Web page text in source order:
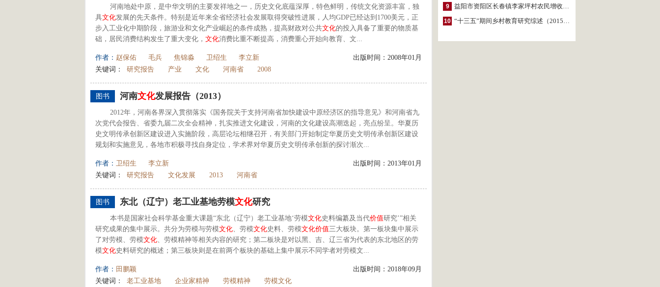
河南地处中原，是中华文明的主要发祥地之一，历史文化底蕴深厚，特色鲜明，传统文化资源丰富，独
具文化发展的先天条件。特别是近年来全省经济社会发展取得突破性进展，人均GDP已经达到1700美元，正
步入工业化中期阶段，旅游业和文化产业崛起的条件成熟，提高财政对公共文化的投入具备了重要的物质基
础，居民消费结构发生了重大变化， 文化消费比重不断提高，消费重心开始向教育、文...
作者： 赵保佑 毛兵 焦锦淼 卫绍生 李立新
出版时间：2008年01月
关键词：
研究报告 产业 文化 河南省 2008
图书 河南文化发展报告（2013）
2012年，河南各界深入贯彻落实《国务院关于支持河南省加快建设中原经济区的指导意见》和河南省九
次党代会报告、省委九届二次全会精神，扎实推进文化建设，河南的文化建设高潮迭起，亮点纷呈。华夏历
史文明传承创新区建设进入实施阶段，高层论坛相继召开，有关部门开始制定华夏历史文明传承创新区建设
规划和实施意见，各地市积极寻找自身定位，学术界对华夏历史文明传承创新的探讨渐次...
作者： 卫绍生 李立新
出版时间：2013年01月
关键词：
研究报告 文化发展 2013 河南省
图书 东北（辽宁）老工业基地劳模文化研究
本书是国家社会科学基金重大课题“东北（辽宁）老工业基地‘劳模文化史料编纂及当代价值研究’”相关
研究成果的集中展示。共分为劳模与劳模文化、劳模文化史料、劳模文化价值三大板块。第一板块集中展示
了对劳模、劳模文化、劳模精神等相关内容的研究；第二板块是对以黑、吉、辽三省为代表的东北地区的劳
模文化史料研究的概述；第三板块则是在前两个板块的基础上集中展示不同学者对劳模文...
作者： 田鹏颖
出版时间：2018年09月
关键词：
老工业基地 企业家精神 劳模精神 劳模文化
9 益阳市资阳区长春镇李家坪村农民增收调研报告
10 “十三五”期间乡村教育研究综述（2015～2020）